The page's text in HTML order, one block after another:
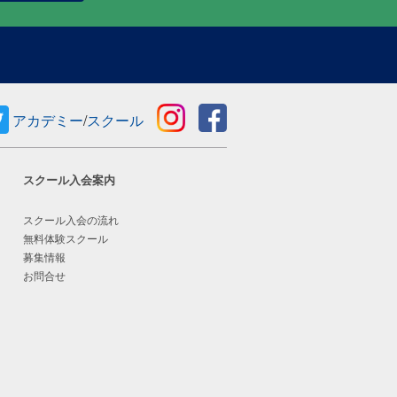
アカデミー/スクール
スクール入会案内
スクール入会の流れ
無料体験スクール
募集情報
お問合せ